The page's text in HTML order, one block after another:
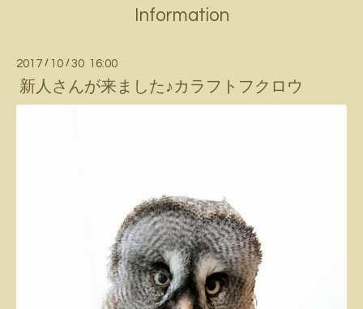
Information
2017 / 10 /30 16:00
新人さんが来ました♪カラフトフクロウ